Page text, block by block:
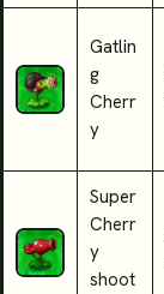
Gatlin
g
Cherr
y
Super
Cherr
y
shoot